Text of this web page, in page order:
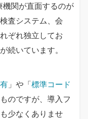
関が直面するのが
査システム、会
ぞれ独立してお
続いています。
」や「標準コード
のですが、導入フ
少なくありませ